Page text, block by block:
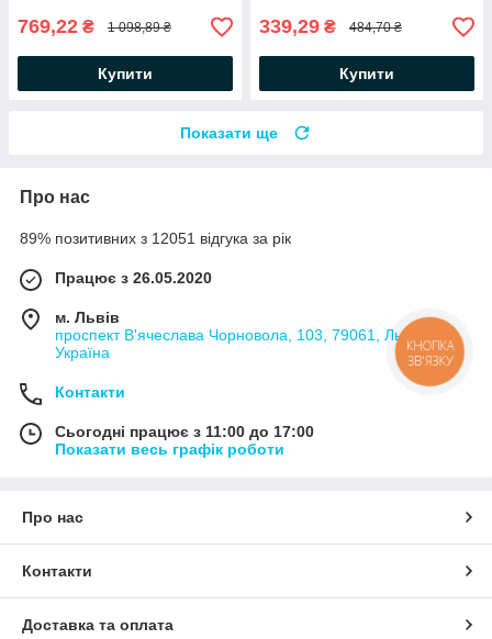
769,22 ₴ 1 098,89 ₴
Купити
339,29 ₴ 484,70 ₴
Купити
Показати ще
Про нас
89% позитивних з 12051 відгука за рік
Працює з 26.05.2020
м. Львів
проспект В'ячеслава Чорновола, 103, 79061, Львів,
Україна
Контакти
Сьогодні працює з 11:00 до 17:00
Показати весь графік роботи
Про нас
Контакти
Доставка та оплата
КНОПКА
ЗВ'ЯЗКУ